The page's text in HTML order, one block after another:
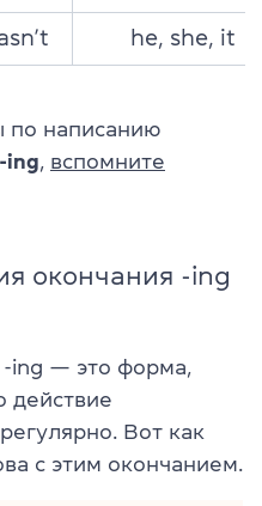
he, she, it
по написанию
-ing, вспомните
окончания -ing
ing — это форма,
действие
Вот как
с этим окончанием.